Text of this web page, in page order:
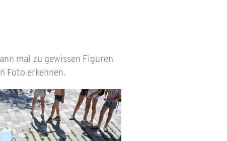
mal zu gewissen Figuren
Foto erkennen.